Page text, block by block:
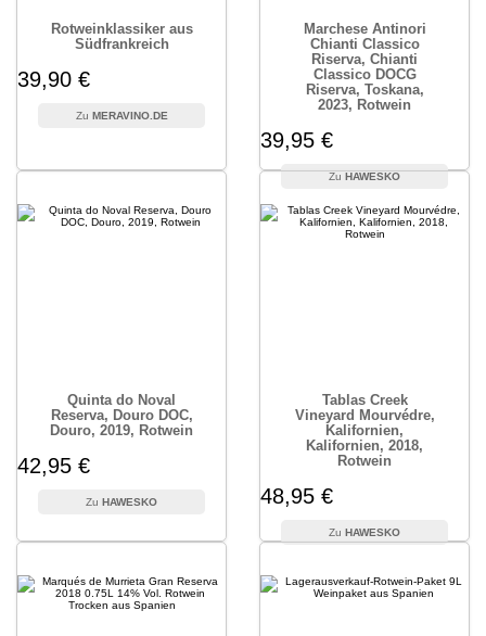
Rotweinklassiker aus
Südfrankreich
39,90 €
MERAVINO.DE
Marchese Antinori
Chianti Classico
Riserva, Chianti
Classico DOCG
Riserva, Toskana,
2023, Rotwein
39,95 €
HAWESKO
Quinta do Noval
Reserva, Douro DOC,
Douro, 2019, Rotwein
42,95 €
HAWESKO
Tablas Creek
Vineyard Mourvédre,
Kalifornien,
Kalifornien, 2018,
Rotwein
48,95 €
HAWESKO